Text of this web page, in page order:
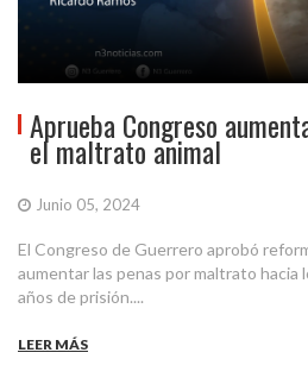
Aprueba Congreso
el maltrato animal
Junio 05, 2024
El Congreso de Guerrero aprobó
aumentar las penas por maltrato hacia
años de prisión....
LEER MÁS